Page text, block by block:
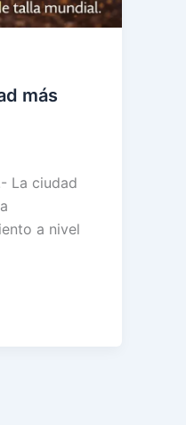
más
La ciudad
a nivel